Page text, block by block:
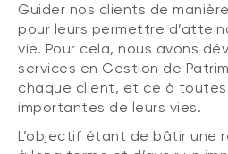
Guider nos clients de
pour leurs permettre
vie. Pour cela, nous avons
services en Gestion de
chaque client, et ce à
importantes de leurs vies.
L’objectif étant de bâtir une